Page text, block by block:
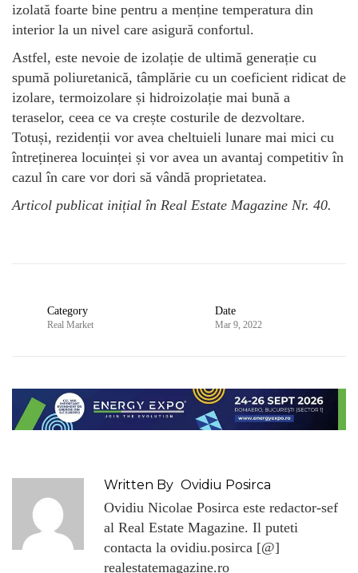
izolată foarte bine pentru a menține temperatura din
interior la un nivel care asigură confortul.
Astfel, este nevoie de izolație de ultimă generație cu
spumă poliuretanică, tâmplărie cu un coeficient ridicat de
izolare, termoizolare și hidroizolație mai bună a
teraselor, ceea ce va crește costurile de dezvoltare.
Totuși, rezidenții vor avea cheltuieli lunare mai mici cu
întreținerea locuinței și vor avea un avantaj competitiv în
cazul în care vor dori să vândă proprietatea.
Articol publicat inițial în Real Estate Magazine Nr. 40.
Category
Real Market
Date
Mar 9, 2022
Written By Ovidiu Posirca
Ovidiu Nicolae Posirca este redactor-sef
al Real Estate Magazine. Il puteti
contacta la ovidiu.posirca [@]
realestatemagazine.ro